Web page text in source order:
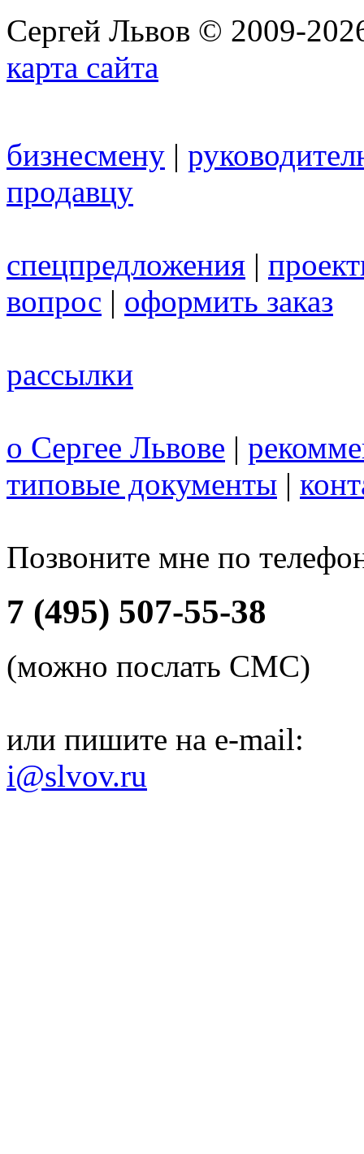
Сергей Львов © 2009-
карта сайта
бизнесмену |
продавцу
спецпредложения |
вопрос | оформить заказ
рассылки
о Сергее Львове |
типовые документы |
Позвоните мне по
7 (495) 507-55-38
(можно послать СМС)
или пишите на e-mail:
i@slvov.ru